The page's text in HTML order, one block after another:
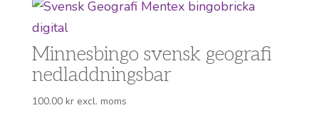
Minnesbingo svensk geografi
nedladdningsbar
100.00 krexcl. moms